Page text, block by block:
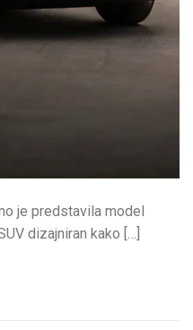
je predstavila model
dizajniran kako […]